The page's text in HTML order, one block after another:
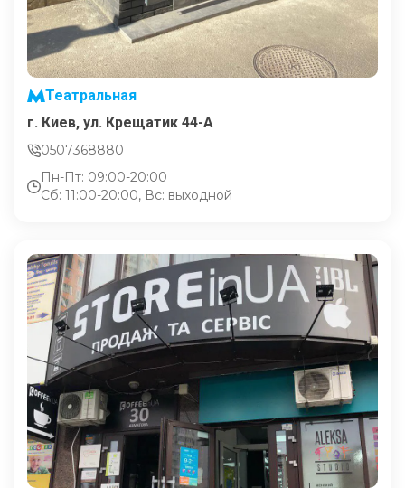
Театральная
г. Киев, ул. Крещатик 44-А
0507368880
Пн-Пт: 09:00-20:00
Сб: 11:00-20:00, Вс: выходной